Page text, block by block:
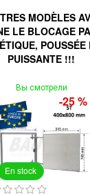
MODÈLES
LE BLOCAGE
PUISSANTE !!!
Вы смотрели
En stock
-25 %